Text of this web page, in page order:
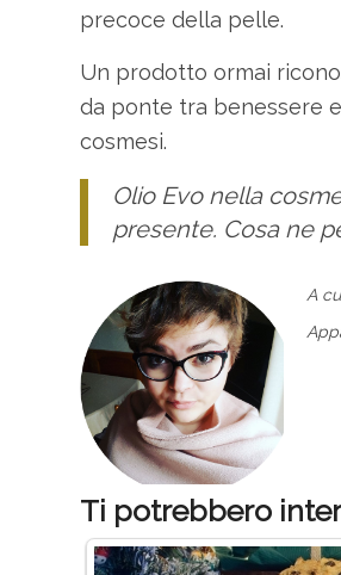
precoce della pelle.
Un prodotto ormai
da ponte tra benessere
cosmesi.
Olio Evo nella
presente. Cosa ne
A
Ti potrebbero